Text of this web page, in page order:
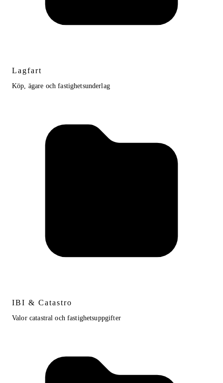
Lagfart
Köp, ägare och fastighetsunderlag
IBI & Catastro
Valor catastral och fastighetsuppgifter